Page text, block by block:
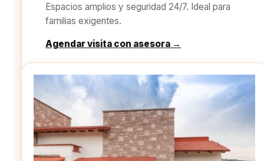
Espacios amplios y seguridad 24/7. Ideal para
familias exigentes.
Agendar visita con asesora →